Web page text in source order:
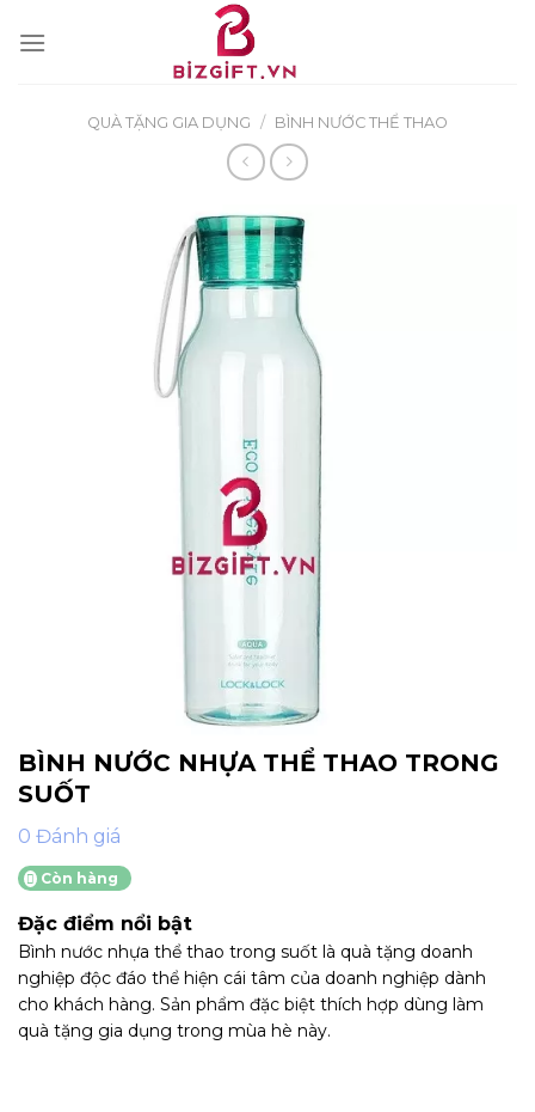
QUÀ TẶNG GIA DỤNG / BÌNH NƯỚC THỂ THAO
BÌNH NƯỚC NHỰA THỂ THAO TRONG
SUỐT
0 Đánh giá
Còn hàng
Đặc điểm nổi bật
Bình nước nhựa thể thao trong suốt là quà tặng doanh
nghiệp độc đáo thể hiện cái tâm của doanh nghiệp dành
cho khách hàng. Sản phẩm đặc biệt thích hợp dùng làm
quà tặng gia dụng trong mùa hè này.